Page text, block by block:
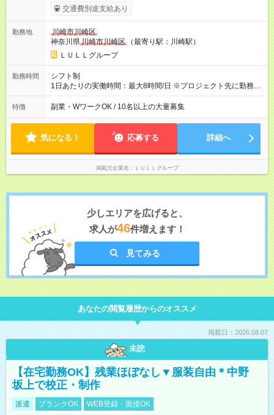
ます。 みなし残業代 21,675円／月 みなし残業時間 12時間／月 -
------------------------------------------------------- ≪経験者の方は以下と
万円～＋業績賞与＋交通費＋各種手当 ※固定残業代（30時間/6
万6，610円分）を含む。超過分は追加支給いたします 能力やス
キルを考慮し初任給を決定。経験者の方は前給考慮も可能で
す！ ◎昇給年1回（研修終了後） ◎賞与年2回（2月・8月）＋業
績賞与あり ◤スキルアップも、収入アップも。◢ 入社後の成長
や頑張りは、しっかり給与で還元しています。 実際にほぼ全員
上アップした社員も。 エンジニアへの還元率は業界高水準の
87％。 スキルを磨いた分だけ、収入アップも目指せる環境で
す！ 【試用期間】試用期間あり 試用期間の長さ：6ヶ月 ※ 雇用
形態と給与に、本採用時と異なる部分があります。 雇用形態：
中途採用（契約社員） 給与：月給 230,000円以上 上記額にはみ
なし残業代を含みます。※超過分は全額支給いたします。 みな
別途支給いたします ※研修期間中（最大12ヶ月間）も、試用期
交通費別途支給あり
勤務地
川崎市川崎区
神奈川県川崎市川崎区
（最寄り駅：川崎駅）
ＬＵＬＬグループ
勤務時間
シフト制
1日あたりの実働時間：最大8時間/日 ※プロジェクト先に勤務時
間は異なります 【シフト例】 ・10時00分～19時00分 ・9時00
分～18時00分 平均残業時間：月10時間以内
特徴 副業・WワークOK / 10名以上の大量募集
気になる！ 応募する 詳細へ
掲載元企業名 ＬＵＬＬグループ
少しエリアを広げると、
求人が46件増えます！
見てみる
あなたの閲覧履歴からのオススメ
掲載日：2026.08.07
未読
【在宅勤務OK】残業ほぼなし▼服装自由＊中野
坂上で校正・制作
派遣 ブランクOK WEB登録・面接OK